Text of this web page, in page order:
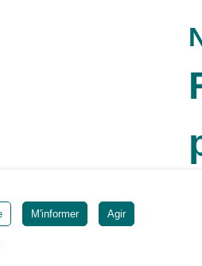
M'informer Agir